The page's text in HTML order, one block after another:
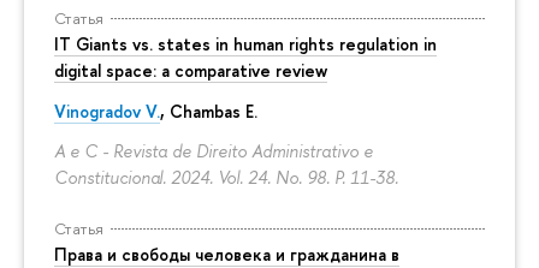
Статья
IT Giants vs. states in human rights regulation in
digital space: a comparative review
Vinogradov V., Chambas E.
A e C - Revista de Direito Administrativo e
Constitucional. 2024. Vol. 24. No. 98. P. 11-38.
Статья
Права и свободы человека и гражданина в